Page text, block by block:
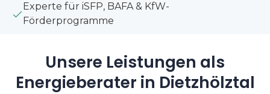
Experte für iSFP, BAFA & KfW-
Förderprogramme
Unsere Leistungen als
Energieberater in Dietzhölztal